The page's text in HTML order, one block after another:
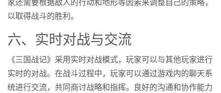
以取得战斗的胜利。
六、实时对战与交流
《三国战记》采用实时对战模式，玩家可以与其他玩家进行
实时的对战。在战斗过程中，玩家可以通过游戏内的聊天系
统进行交流，共同商讨战略和指挥。良好的沟通和协作能力